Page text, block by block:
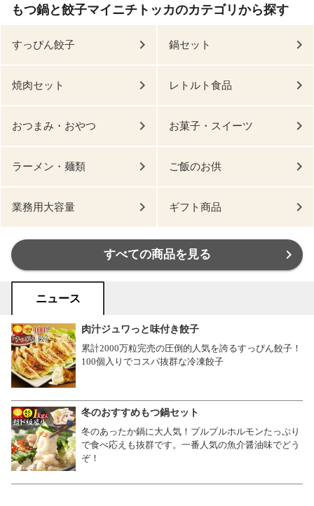
もつ鍋と餃子マイニチトッカのカテゴリから探す
すっぴん餃子 鍋セット
焼肉セット レトルト食品
おつまみ・おやつ お菓子・スイーツ
ラーメン・麺類 ご飯のお供
業務用大容量 ギフト商品
すべての商品を見る
ニュース
肉汁ジュワっと味付き餃子
累計2000万粒完売の圧倒的人気を誇るすっぴん餃子！
100個入りでコスパ抜群な冷凍餃子
冬のおすすめもつ鍋セット
冬のあったか鍋に大人気！プルプルホルモンたっぷり
で食べ応えも抜群です。一番人気の魚介醤油味でどう
ぞ！